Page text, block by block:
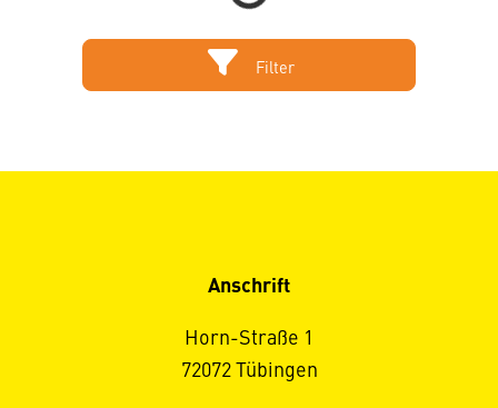
Filter
Anschrift
Horn-Straße 1
72072 Tübingen